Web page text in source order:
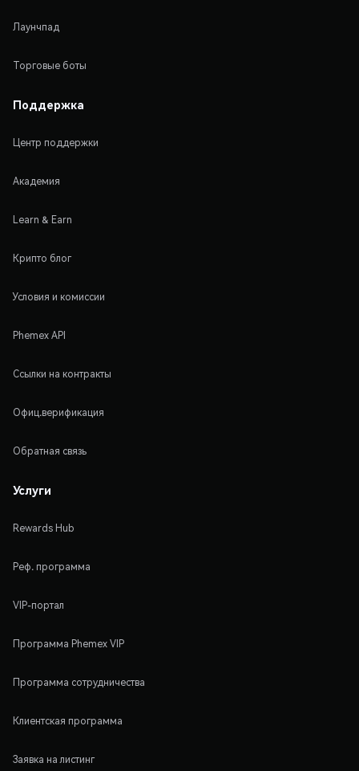
Лаунчпад
Торговые боты
Поддержка
Центр поддержки
Академия
Learn & Earn
Крипто блог
Условия и комиссии
Phemex API
Ссылки на контракты
Офиц.верификация
Обратная связь
Услуги
Rewards Hub
Реф. программа
VIP-портал
Программа Phemex VIP
Программа сотрудничества
Клиентская программа
Заявка на листинг